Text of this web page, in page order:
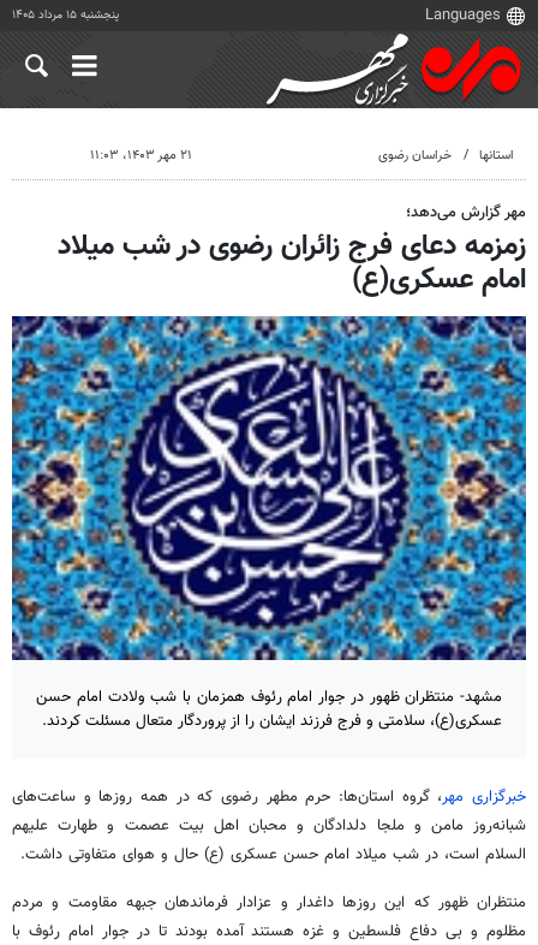
پنجشنبه ۱۵ مرداد ۱۴۰۵
استانها خراسان رضوی ۲۱ مهر ۱۴۰۳، ۱۱:۰۳
مهر گزارش می‌دهد؛
زمزمه دعای فرج زائران رضوی در شب میلاد
امام عسکری(ع)
مشهد- منتظران ظهور در جوار امام رئوف همزمان با شب ولادت امام حسن
عسکری(ع)، سلامتی و فرج فرزند ایشان را از پروردگار متعال مسئلت کردند.
خبرگزاری مهر، گروه استان‌ها: حرم مطهر رضوی که در همه روزها و ساعت‌های
شبانه‌روز مامن و ملجا دلدادگان و محبان اهل بیت عصمت و طهارت علیهم
السلام است، در شب میلاد امام حسن عسکری (ع) حال و هوای متفاوتی داشت.
منتظران ظهور که این روزها داغدار و عزادار فرماندهان جبهه مقاومت و مردم
مظلوم و بی دفاع فلسطین و غزه هستند آمده بودند تا در جوار امام رئوف با